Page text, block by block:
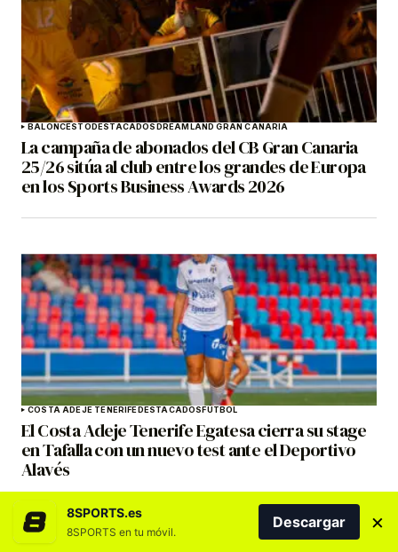
BALONCESTODESTACADOSDREAMLAND GRAN CANARIA
La campaña de abonados del CB Gran Canaria
25/26 sitúa al club entre los grandes de Europa
en los Sports Business Awards 2026
COSTA ADEJE TENERIFEDESTACADOSFÚTBOL
El Costa Adeje Tenerife Egatesa cierra su stage
en Tafalla con un nuevo test ante el Deportivo
Alavés
8SPORTS.es
8SPORTS en tu móvil.
Descargar ×